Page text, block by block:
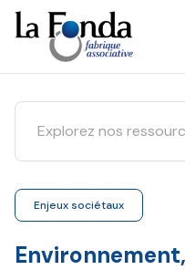
Aller
au
contenu
principal
Enjeux sociétaux